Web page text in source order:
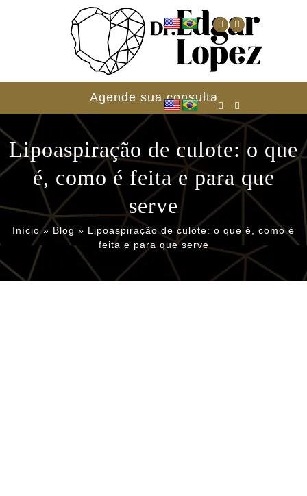
Agende sua consulta
Lipoaspiração de culote: o que
é, como é feita e para que
serve
Início» Blog » Lipoaspiração de culote: o que é, como é
feita e para que serve